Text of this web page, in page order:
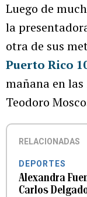
Luego de
la
otra de sus
Puerto Rico
mañana en
Teodoro
RELACIONADAS
DEPORTES
Alexandra
Carlos